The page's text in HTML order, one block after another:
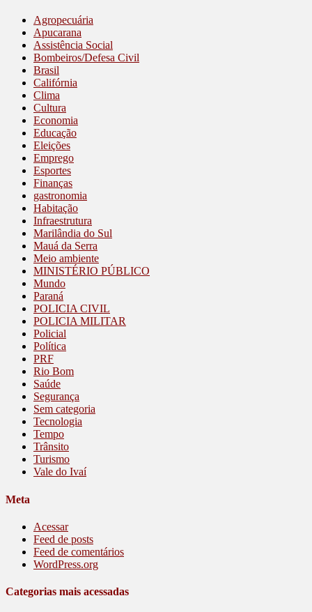
Agropecuária
Apucarana
Assistência Social
Bombeiros/Defesa Civil
Brasil
Califórnia
Clima
Cultura
Economia
Educação
Eleições
Emprego
Esportes
Finanças
gastronomia
Habitação
Infraestrutura
Marilândia do Sul
Mauá da Serra
Meio ambiente
MINISTÉRIO PÚBLICO
Mundo
Paraná
POLICIA CIVIL
POLICIA MILITAR
Policial
Política
PRF
Rio Bom
Saúde
Segurança
Sem categoria
Tecnologia
Tempo
Trânsito
Turismo
Vale do Ivaí
Meta
Acessar
Feed de posts
Feed de comentários
WordPress.org
Categorias mais acessadas